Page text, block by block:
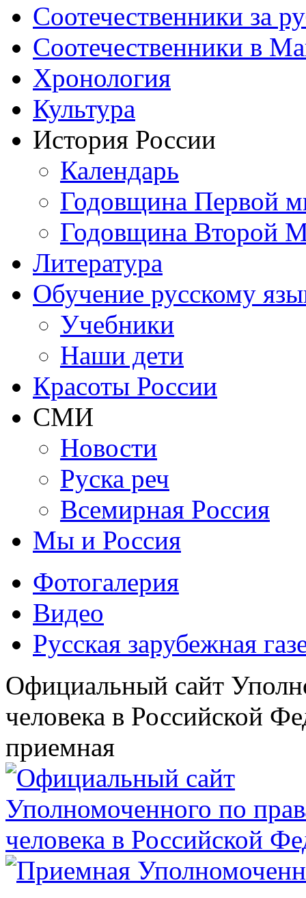
Соотечественники за
Соотечественники в
Хронология
Культура
История России
Календарь
Годовщина Первой
Годовщина Второй
Литература
Обучение русскому
Учебники
Наши дети
Красоты России
СМИ
Новости
Руска реч
Всемирная Рoссия
Мы и Россия
Фотогалерия
Видео
Русская зарубежная
Официальный сайт
человека в Российской
приемная